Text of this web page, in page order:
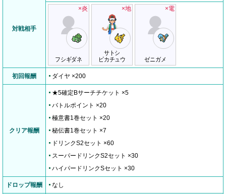
対戦相手
フシギダネ
×炎
サトシ
ピカチュウ
×地
ゼニガメ
×電
初回報酬 ダイヤ ×200
クリア報酬
★5確定Bサーチチケット ×5
バトルポイント ×20
極意書1巻セット ×20
秘伝書1巻セット ×7
ドリンクS2セット ×60
スーパードリンクS2セット ×30
ハイパードリンクSセット ×30
ドロップ報酬 なし